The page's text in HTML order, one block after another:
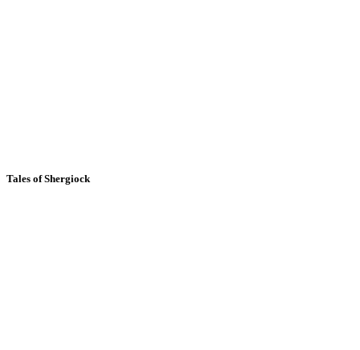
Tales of Shergiock